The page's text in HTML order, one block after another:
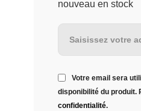
nouveau en stock
Votre email sera
disponibilité du produit.
confidentialité.